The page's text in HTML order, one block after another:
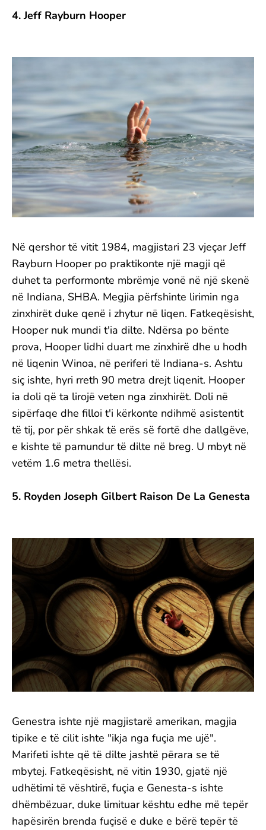
4. Jeff Rayburn Hooper
Në qershor të vitit 1984, magjistari 23 vjeçar Jeff
Rayburn Hooper po praktikonte një magji që
duhet ta performonte mbrëmje vonë në një skenë
në Indiana, SHBA. Megjia përfshinte lirimin nga
zinxhirët duke qenë i zhytur në liqen. Fatkeqësisht,
Hooper nuk mundi t'ia dilte. Ndërsa po bënte
prova, Hooper lidhi duart me zinxhirë dhe u hodh
në liqenin Winoa, në periferi të Indiana-s. Ashtu
siç ishte, hyri rreth 90 metra drejt liqenit. Hooper
ia doli që ta lirojë veten nga zinxhirët. Doli në
sipërfaqe dhe filloi t'i kërkonte ndihmë asistentit
të tij, por për shkak të erës së fortë dhe dallgëve,
e kishte të pamundur të dilte në breg. U mbyt në
vetëm 1.6 metra thellësi.
5. Royden Joseph Gilbert Raison De La Genesta
Genestra ishte një magjistarë amerikan, magjia
tipike e të cilit ishte "ikja nga fuçia me ujë".
Marifeti ishte që të dilte jashtë përara se të
mbytej. Fatkeqësisht, në vitin 1930, gjatë një
udhëtimi të vështirë, fuçia e Genesta-s ishte
dhëmbëzuar, duke limituar kështu edhe më tepër
hapësirën brenda fuçisë e duke e bërë tepër të